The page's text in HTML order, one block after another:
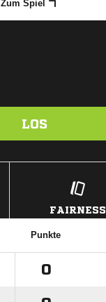
Zum Spiel
LOS
FAIRNESS
Punkte
0